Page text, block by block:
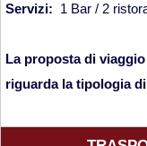
Viaggi in
Viaggi in
Servizi: 1 Bar / 2
La proposta di
riguarda la tipologia